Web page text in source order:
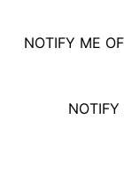
NOTIFY ME